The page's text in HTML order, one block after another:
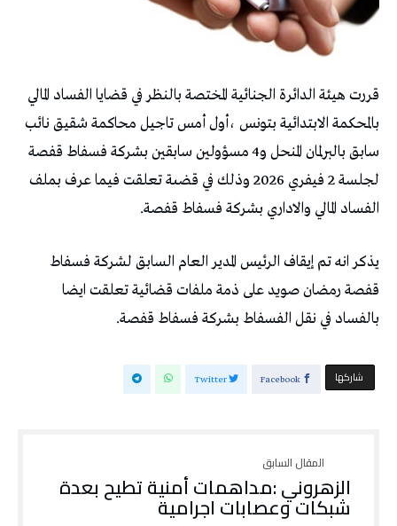
قررت هيئة الدائرة الجنائية المختصة بالنظر في قضايا الفساد المالي
بالمحكمة الابتدائية بتونس ،أول أمس تاجيل محاكمة شقيق نائب
سابق بالبرلمان المنحل و4 مسؤولين سابقين بشركة فسفاط قفصة
لجلسة 2 فيفري 2026 وذلك في قضىة تعلقت فيما عرف بملف
الفساد المالي والاداري بشركة فسفاط قفصة.
يذكر انه تم إيقاف الرئيس المدير العام السابق لشركة فسفاط
قفصة رمضان صويد على ذمة ملفات قضائية تعلقت ايضا
بالفساد في نقل الفسفاط بشركة فسفاط قفصة.
‫‫ شاركها‬ Facebook
Twitter
الزهروني :مداهمات أمنية تطيح بعدة
شبكات وعصابات اجرامية